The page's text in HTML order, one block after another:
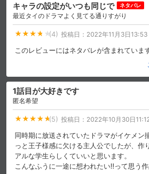
キャラの設定がいつも同じで ネタバレ
最近タイのドラマよく見てる通りすがり
(4) 投稿日： 2022年11月3日13:53
このレビューにはネタバレが含まれていま
1話目が大好きです
匿名希望
(5) 投稿日： 2022年10月30日
同時期に放送されていたドラマがイケメン
っと王子様感に欠ける主人公でしたが、作
アルな学生らしくていいと思います。
こんなふうに一途に想われたい‼︎って思う作